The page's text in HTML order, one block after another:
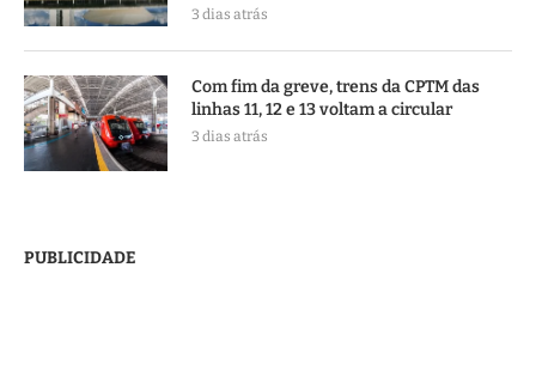
3 dias atrás
Com fim da greve, trens da CPTM das
linhas 11, 12 e 13 voltam a circular
3 dias atrás
PUBLICIDADE